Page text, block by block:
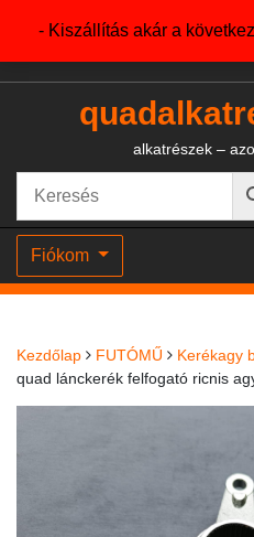
- Kiszállítás akár a
+36204327386
alkatrészek –
Fiókom
Kezdőlap FUTÓMŰ Kerékagy
quad lánckerék felfogató ricnis